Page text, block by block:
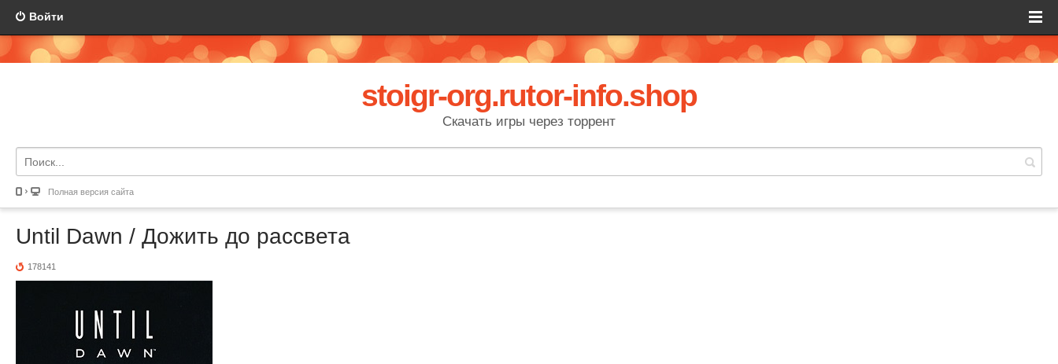
Войти
stoigr-org.rutor-info.shop
Скачать игры через торрент
Полная версия сайта
Until Dawn / Дожить до рассвета
178141